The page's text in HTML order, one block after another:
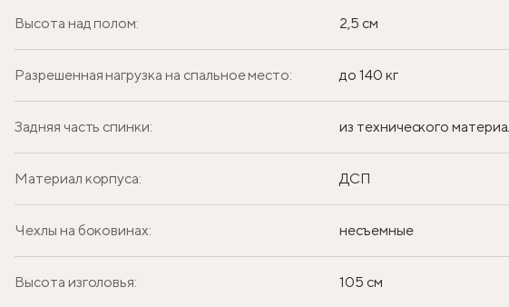
Высота над полом: 2,5 см
Разрешенная нагрузка на спальное место: до 140 кг
Задняя часть спинки: из технического
Материал корпуса: ДСП
Чехлы на боковинах: несъемные
Высота изголовья: 105 см